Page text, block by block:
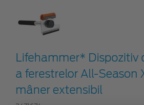
Lifehammer* Dispozitiv
a ferestrelor All-Season
mâner extensibil